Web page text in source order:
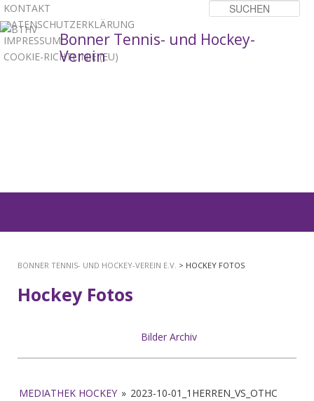
KONTAKT
DATENSCHUTZERKLÄRUNG
IMPRESSUM
COOKIE-RICHTLINIE (EU)
Bonner Tennis- und Hockey-
Verein
1 2 3
INHALT
SPRINGEN
BONNER TENNIS- UND HOCKEY-VEREIN E.V. > HOCKEY FOTOS
Hockey Fotos
Bilder Archiv
MEDIATHEK HOCKEY » 2023-10-01_1HERREN_VS_OTHC